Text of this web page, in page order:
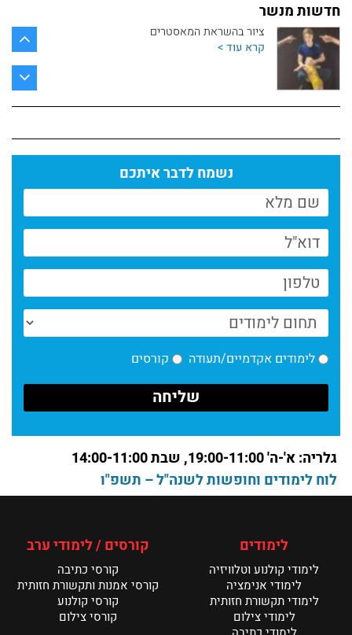
חדשות מנשר
ציור בהשראת המאסטרים
קרא עוד >
קרא עוד >
ספרי בוגרי מחלקת הכתיבה במנשר לשבוע הספר
קרא עוד >
לקולנוע מנשר לאמנות
קרא עוד >
קרא עוד >
חדשות מחלקת הכתיבה: מה אומרים הסטודנטים?
חדשות המחלקה לתקשורת חזותית – מאי 26
קרא עוד >
תערוכת הבוגרים של מנשר נפתחת ביום ראשון
נשמח לדבר איתכם
לימודים אקדמיים/תעודה קורסים
גלריה: א'-ה' 19:00-11:00, שבת 14:00-11:00
לוח לימודים וחופשות לשנה"ל – תשפ"ו
לימודים
לימודי קולנוע וטלוויזיה
לימודי אנימציה
לימודי תקשורת חזותית
לימודי צילום
קורסים / לימודי ערב
קורסי כתיבה
קורסי אמנות ותקשורת חזותית
קורסי קולנוע
קורסי צילום